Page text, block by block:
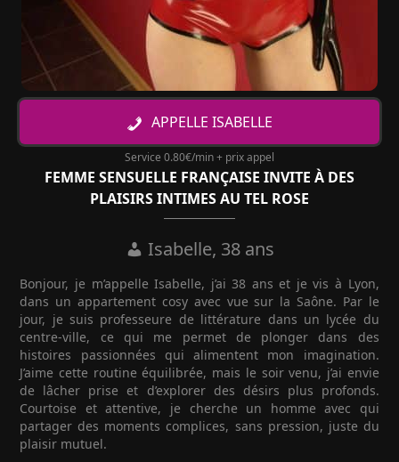
APPELLE ISABELLE
Service 0.80€/min + prix appel
FEMME SENSUELLE FRANÇAISE INVITE À DES
PLAISIRS INTIMES AU TEL ROSE
Isabelle, 38 ans
Bonjour, je m’appelle Isabelle, j’ai 38 ans et je vis à Lyon,
dans un appartement cosy avec vue sur la Saône. Par le
jour, je suis professeure de littérature dans un lycée du
centre-ville, ce qui me permet de plonger dans des
histoires passionnées qui alimentent mon imagination.
J’aime cette routine équilibrée, mais le soir venu, j’ai envie
de lâcher prise et d’explorer des désirs plus profonds.
Courtoise et attentive, je cherche un homme avec qui
partager des moments complices, sans pression, juste du
plaisir mutuel.